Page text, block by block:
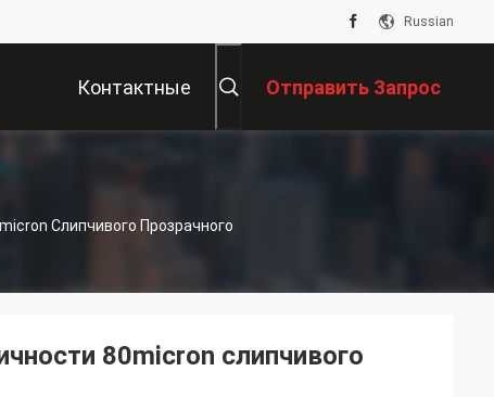
Russian
Контактные Отправить Запрос
Слипчивого Прозрачного
80micron слипчивого